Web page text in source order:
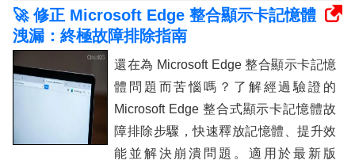
🚀 修正 Microsoft Edge 整合顯示卡記憶體
洩漏：終極故障排除指南
還在為 Microsoft Edge 整合顯示卡記憶
體問題而苦惱嗎？了解經過驗證的
Microsoft Edge 整合式顯示卡記憶體故
障排除步驟，快速釋放記憶體、提升效
能並解決崩潰問題。適用於最新版